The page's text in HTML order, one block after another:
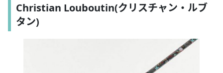
Christian Louboutin(クリスチャン・ルブ
タン)